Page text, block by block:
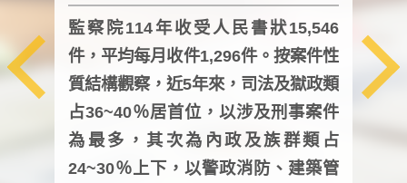
監察院114年收受人民書狀15,546
件，平均每月收件1,296件。按案件性
質結構觀察，近5年來，司法及獄政類
占36~40％居首位，以涉及刑事案件
為最多，其次為內政及族群類占
24~30％上下，以警政消防、建築管
監
均每